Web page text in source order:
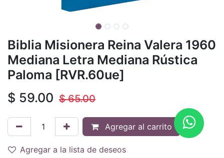
Biblia Misionera Reina Valera 1960
Mediana Letra Mediana Rústica
Paloma [RVR.60ue]
$ 59.00 $65.00
Agregar al carrito
Agregar a la lista de deseos